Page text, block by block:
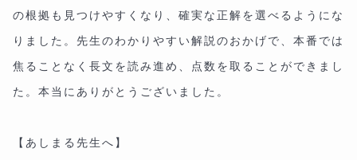
の根拠も見つけやすくなり、確実な正解を選べるようにな
りました。先生のわかりやすい解説のおかげで、本番では
焦ることなく長文を読み進め、点数を取ることができまし
た。本当にありがとうございました。
【あしまる先生へ】